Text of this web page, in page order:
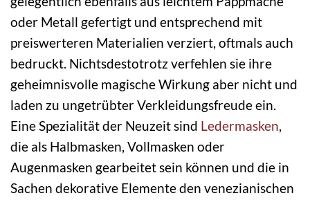
oder Metall gefertigt und entsprechend mit
preiswerteren Materialien verziert, oftmals auch
bedruckt. Nichtsdestotrotz verfehlen sie ihre
geheimnisvolle magische Wirkung aber nicht und
laden zu ungetrübter Verkleidungsfreude ein.
Eine Spezialität der Neuzeit sind Ledermasken,
die als Halbmasken, Vollmasken oder
Augenmasken gearbeitet sein können und die in
Sachen dekorative Elemente den venezianischen